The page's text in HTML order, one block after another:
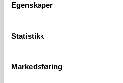
Egenskaper
Statistikk
Markedsføring
Brukerstøtte for
plagiatkontroll